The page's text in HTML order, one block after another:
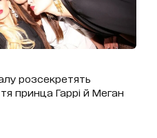
розсекретять
принца Гаррі й Меган